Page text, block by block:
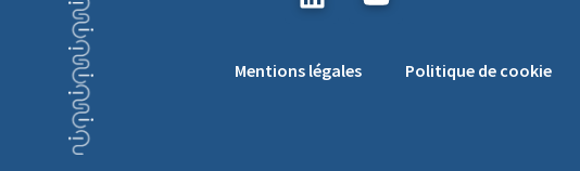
Mentions légales Politique de cookie